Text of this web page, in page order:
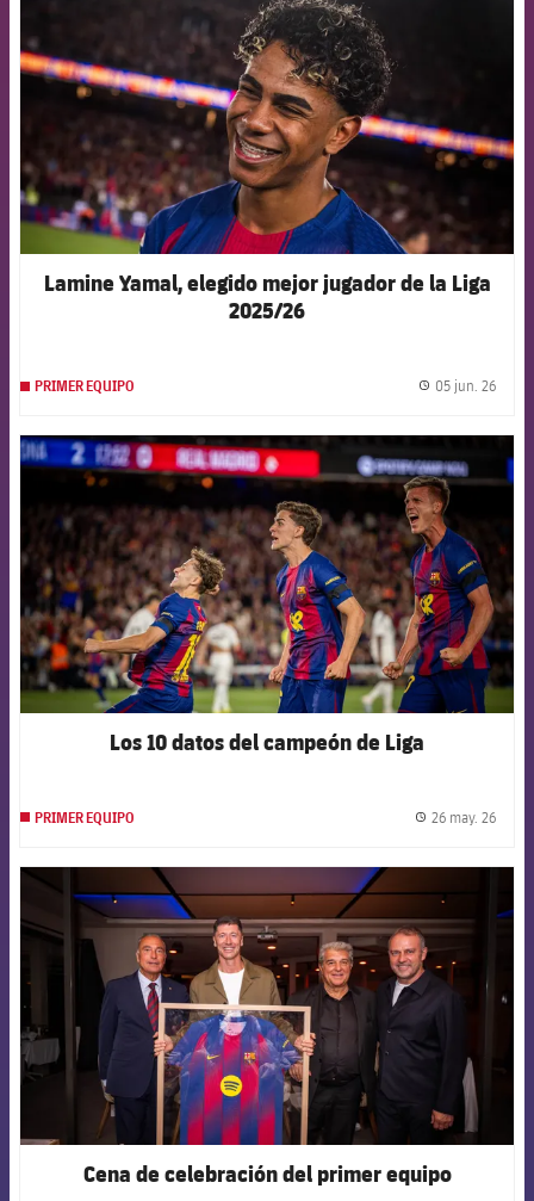
Lamine Yamal, elegido mejor jugador de la Liga
2025/26
PRIMER EQUIPO 05 jun. 26
FCB Barcelona badge
Los 10 datos del campeón de Liga
PRIMER EQUIPO 26 may. 26
FCB Barcelona badge
Cena de celebración del primer equipo